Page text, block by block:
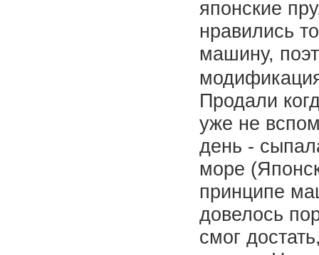
японские
нравились
машину,
Продали
уже не
день -
море
принципе
довелось
смог